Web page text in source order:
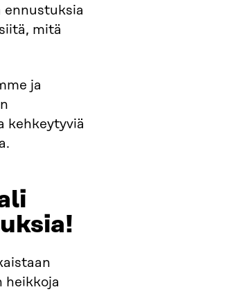
ennustuksia
mitä
ja
kehkeytyviä
heikkoja